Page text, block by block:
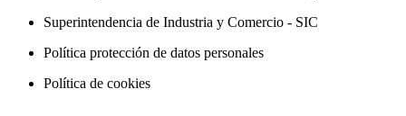
Superintendencia de Industria y Comercio - SIC
Política protección de datos personales
Política de cookies